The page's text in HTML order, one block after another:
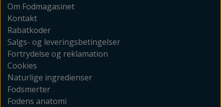
Om Fodmagasinet
Kontakt
Rabatkoder
Salgs- og leveringsbetingelser
Fortrydelse og reklamation
Cookies
Naturlige ingredienser
Fodsmerter
Fodens anatomi